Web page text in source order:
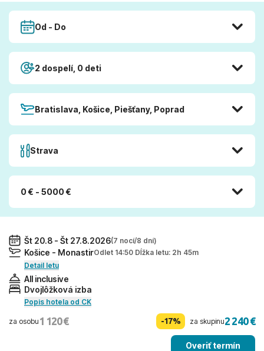
Od - Do
2 dospelí, 0 deti
Bratislava, Košice, Piešťany, Poprad
Strava
0 € - 5000 €
Št 20.8 - Št 27.8.2026(7 nocí/8 dní)
Košice - MonastirOdlet 14:50 Dĺžka letu: 2h 45m
Detail letu
All inclusive
Dvojlôžková izba
Popis hotela od CK
za osobu 1 120 € -17% za skupinu2 240 €
Overiť termín